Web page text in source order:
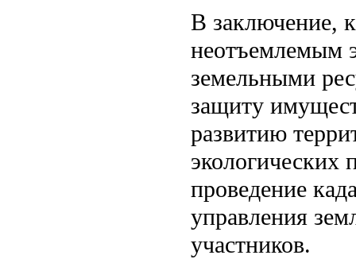
В заключение,
неотъемлемым
земельными
защиту
развитию
экологических
проведение
управления
участников.